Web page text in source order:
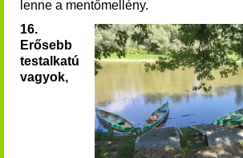
lenne a mentőmellény.
16.
Erősebb
testalkatú
vagyok,